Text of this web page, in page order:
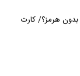
بدون هرمز؟/ کارت